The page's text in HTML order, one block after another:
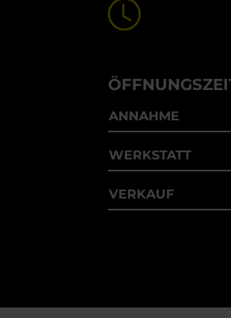
ANNAHME
WERKSTATT
VERKAUF